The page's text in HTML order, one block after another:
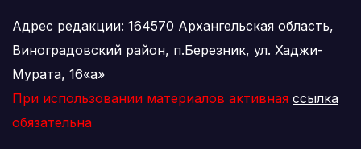
Адрес редакции: 164570 Архангельская область,
Виноградовский район, п.Березник, ул. Хаджи-
Мурата, 16«а»
При использовании материалов активная ссылка
обязательна